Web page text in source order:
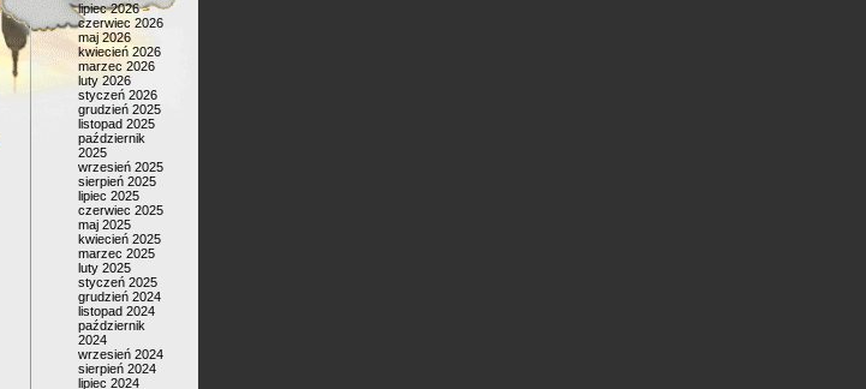
lipiec 2026
czerwiec 2026
maj 2026
kwiecień 2026
marzec 2026
luty 2026
styczeń 2026
grudzień 2025
listopad 2025
październik
2025
wrzesień 2025
sierpień 2025
lipiec 2025
czerwiec 2025
maj 2025
kwiecień 2025
marzec 2025
luty 2025
styczeń 2025
grudzień 2024
listopad 2024
październik
2024
wrzesień 2024
sierpień 2024
lipiec 2024